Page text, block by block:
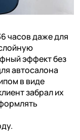
часов даже для
эффект без
автосалона
в виде
забрал их